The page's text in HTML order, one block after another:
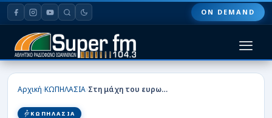
ON DEMAND
HOME
Αρχική›ΚΩΠΗΛΑΣΙΑ› Στη μάχη του ευρωπαϊκού ρίχνονται το Σάββατο οι Σωτηρακόπουλος και Παλαιοπάνος
ΚΩΠΗΛΑΣΙΑ